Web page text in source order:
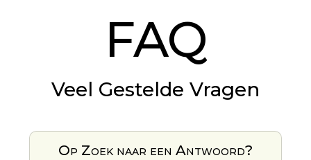
FAQ
Veel Gestelde Vragen
Op Zoek naar een Antwoord?